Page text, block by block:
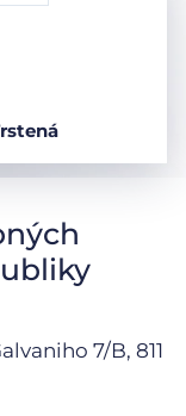
7/B, 811